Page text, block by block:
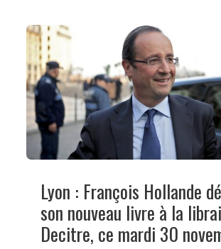
Lyon : François Hollande
son nouveau livre à la
Decitre, ce mardi 30